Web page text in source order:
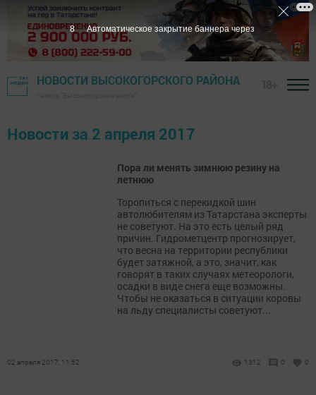
НОВОСТИ ВЫСОКОГОРСКОГО РАЙОНА
Новости за 2 апреля 2017
Пора ли менять зимнюю резину на
летнюю
Торопиться с перекидкой шин
автолюбителям из Татарстана эксперты
не советуют. На это есть целый ряд
причин. Гидрометцентр прогнозирует,
что весна на территории республики
будет затяжной, а это, значит, как
говорят в таких случаях метеорологи,
осадки в виде снега еще возможны.
Чтобы не оказаться в ситуации коровы
на льду специалисты советуют...
02 апреля 2017, 11:52 1312 0 0
8 Автоматическое закрытие баннера через